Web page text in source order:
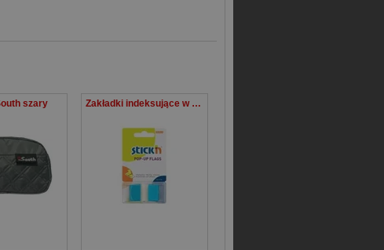
szary Zakładki indeksujące w podajniku 45x25mm 50 niebieskie